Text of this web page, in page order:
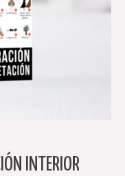
INTERIOR